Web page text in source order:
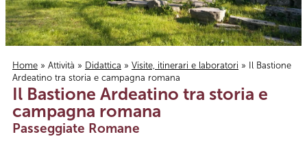
Tu sei qui
Home » Attività » Didattica » Visite, itinerari e laboratori » Il Bastione
Ardeatino tra storia e campagna romana
Il Bastione Ardeatino tra storia e
campagna romana
Passeggiate Romane